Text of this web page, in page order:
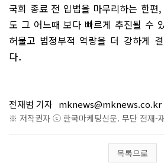
국회 종료 전 입법을 마무리하는 한편
도 그 어느때 보다 빠르게 추진될 수
허물고 범정부적 역량을 더 강하게
다．
전재범 기자
※ 저작권자 ⓒ 한국마케팅신문. 무단 전재-
목록으로